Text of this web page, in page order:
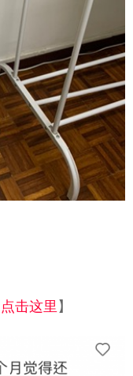
点击这里】